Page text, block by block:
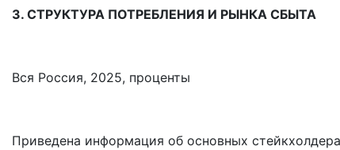
3. СТРУКТУРА ПОТРЕБЛЕНИЯ И РЫНКА СБЫТА
Вся Россия, 2025, проценты
Приведена информация об основных